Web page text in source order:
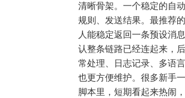
清晰骨架。一个稳定的自
规则、发送结果。最推荐
人能稳定返回一条预设消
认整条链路已经连起来，
常处理、日志记录、多语
也更方便维护。很多新手
脚本里，短期看起来热闹